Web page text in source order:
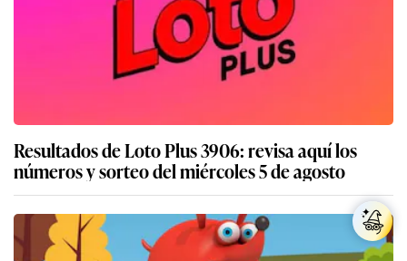
Resultados de Loto Plus 3906: revisa aquí los
números y sorteo del miércoles 5 de agosto